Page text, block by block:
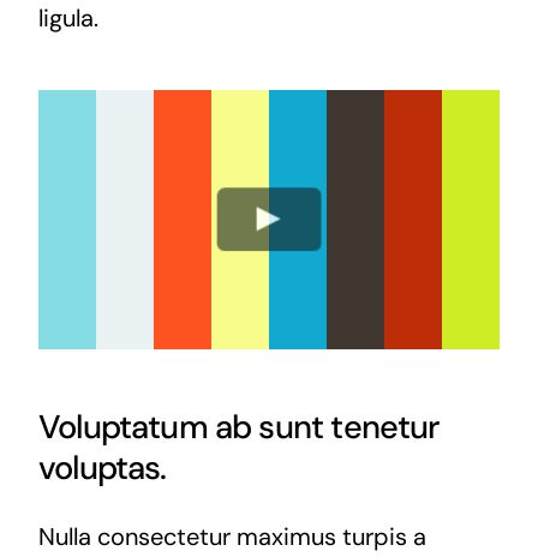
ligula.
Voluptatum ab sunt tenetur
voluptas.
Nulla consectetur maximus turpis a